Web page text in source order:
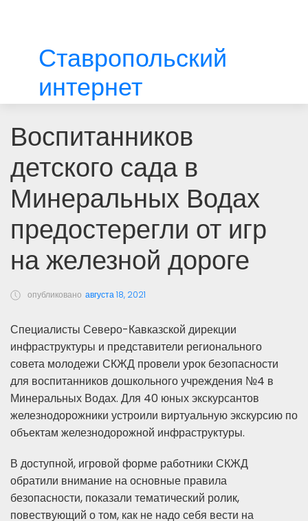
Ставропольский
интернет
Воспитанников
детского сада в
Минеральных Водах
предостерегли от игр
на железной дороге
опубликовано августа 18, 2021
Специалисты Северо-Кавказской дирекции
инфраструктуры и представители регионального
совета молодежи СКЖД провели урок безопасности
для воспитанников дошкольного учреждения №4 в
Минеральных Водах. Для 40 юных экскурсантов
железнодорожники устроили виртуальную экскурсию по
объектам железнодорожной инфраструктуры.
В доступной, игровой форме работники СКЖД
обратили внимание на основные правила
безопасности, показали тематический ролик,
повествующий о том, как не надо себя вести на